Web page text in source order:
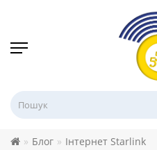
Блог Інтернет Starlink